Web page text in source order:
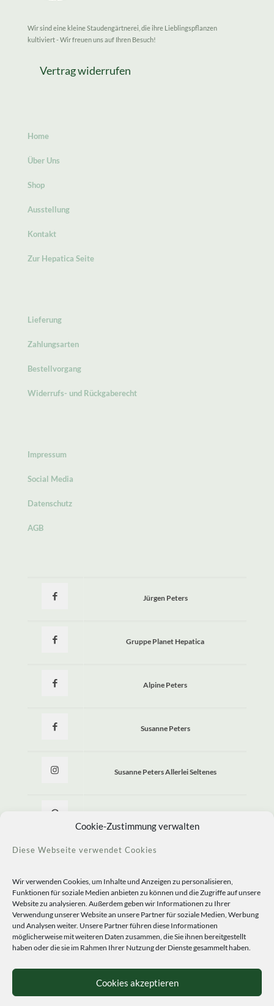
Cookie-Zustimmung verwalten
Diese Webseite verwendet Cookies
Wir verwenden Cookies, um Inhalte und Anzeigen zu personalisieren,
Funktionen für soziale Medien anbieten zu können und die Zugriffe auf unsere
Website zu analysieren. Außerdem geben wir Informationen zu Ihrer
Verwendung unserer Website an unsere Partner für soziale Medien, Werbung
und Analysen weiter. Unsere Partner führen diese Informationen
möglicherweise mit weiteren Daten zusammen, die Sie ihnen bereitgestellt
haben oder die sie im Rahmen Ihrer Nutzung der Dienste gesammelt haben.
Cookies akzeptieren
Wir sind eine kleine Staudengärtnerei, die ihre Lieblingspflanzen
kultiviert - Wir freuen uns auf Ihren Besuch!
Vertrag widerrufen
Home
Über Uns
Shop
Ausstellung
Kontakt
Zur Hepatica Seite
Lieferung
Zahlungsarten
Bestellvorgang
Widerrufs- und Rückgaberecht
Impressum
Social Media
Datenschutz
AGB
Jürgen Peters
Gruppe Planet Hepatica
Alpine Peters
Susanne Peters
Susanne Peters Allerlei Seltenes
© 2020 Staudengärtnerei Peters. All Rights Reserved.